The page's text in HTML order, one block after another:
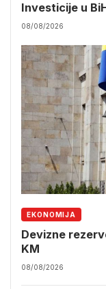
Investicije u
08/08/2026
EKONOMIJA
Devizne
KM
08/08/2026